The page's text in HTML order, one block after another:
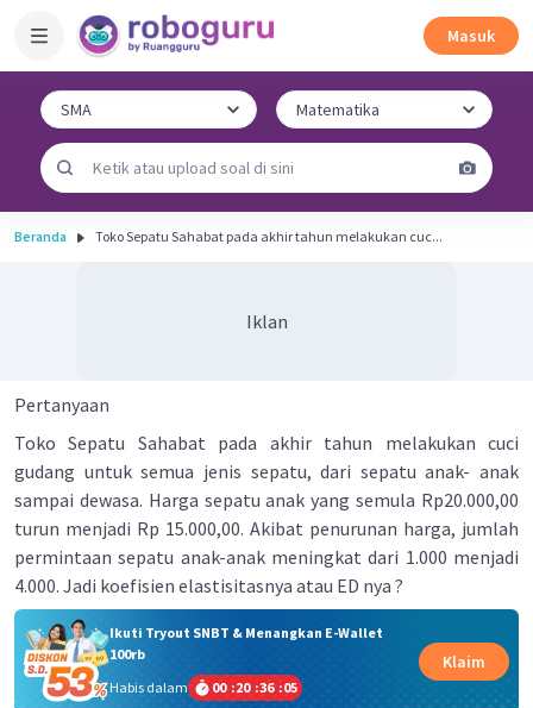
Masuk
Beranda Toko Sepatu Sahabat pada akhir tahun melakukan cuc...
Iklan
Pertanyaan
Toko Sepatu Sahabat pada akhir tahun melakukan cuci
gudang untuk semua jenis sepatu, dari sepatu anak- anak
sampai dewasa. Harga sepatu anak yang semula Rp20.000,00
turun menjadi Rp 15.000,00. Akibat penurunan harga, jumlah
permintaan sepatu anak-anak meningkat dari 1.000 menjadi
4.000. Jadi koefisien elastisitasnya atau ED nya ?
Ikuti Tryout SNBT & Menangkan E-Wallet
100rb
Habis dalam
00 :20 :36 :05
Klaim